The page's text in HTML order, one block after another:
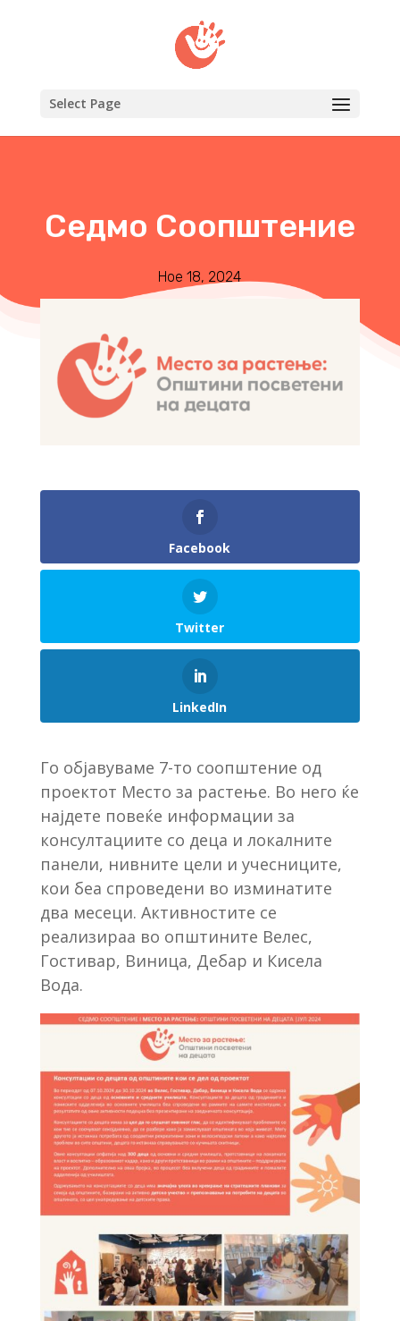
Select Page
Седмо Соопштение
Ное 18, 2024
Facebook
Twitter
LinkedIn
Го објавуваме 7-то соопштение од
проектот Место за растење. Во него ќе
најдете повеќе информации за
консултациите со деца и локалните
панели, нивните цели и учесниците,
кои беа спроведени во изминатите
два месеци. Активностите се
реализираа во општините Велес,
Гостивар, Виница, Дебар и Кисела
Вода.